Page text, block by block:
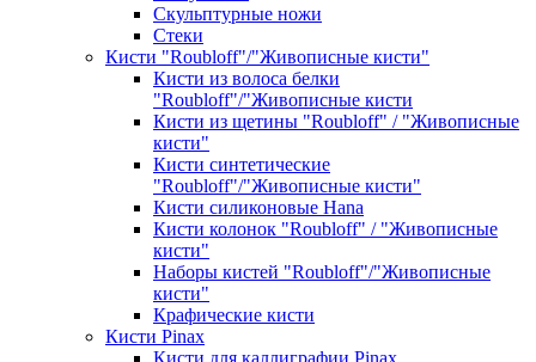
Скульптурные ножи
Стеки
Кисти "Roubloff"/"Живописные кисти"
Кисти из волоса белки
"Roubloff"/"Живописные кисти
Кисти из щетины "Roubloff" / "Живописные
кисти"
Кисти синтетические
"Roubloff"/"Живописные кисти"
Кисти силиконовые Hana
Кисти колонок "Roubloff" / "Живописные
кисти"
Наборы кистей "Roubloff"/"Живописные
кисти"
Крафические кисти
Кисти Pinax
Кисти для каллиграфии Pinax